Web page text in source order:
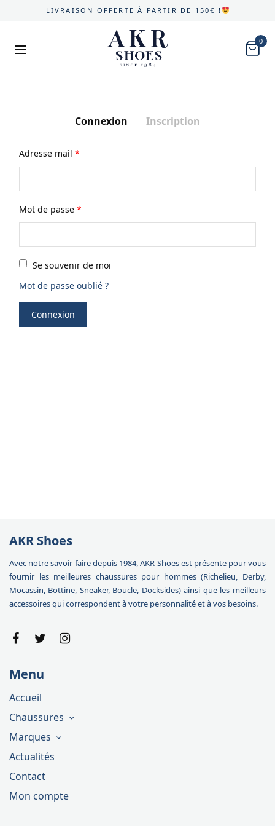
LIVRAISON OFFERTE À PARTIR DE 150€ !
0
Connexion Inscription
Adresse mail*
Mot de passe*
Se souvenir de moi
Mot de passe oublié ?
Connexion
AKR Shoes
Avec notre savoir-faire depuis 1984, AKR Shoes est présente pour vous
fournir les meilleures chaussures pour hommes (Richelieu, Derby,
Mocassin, Bottine, Sneaker, Boucle, Docksides) ainsi que les meilleurs
accessoires qui correspondent à votre personnalité et à vos besoins.
Menu
Accueil
Chaussures
Marques
Actualités
Contact
Mon compte